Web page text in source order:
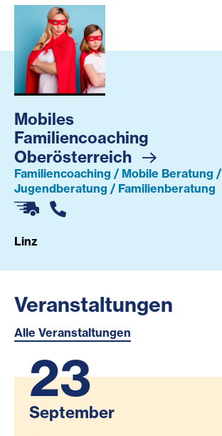
Mobiles
Familiencoaching
Oberösterreich
Familiencoaching / Mobile Beratung /
Jugendberatung / Familienberatung
Linz
Veranstaltungen
Alle Veranstaltungen
23
September